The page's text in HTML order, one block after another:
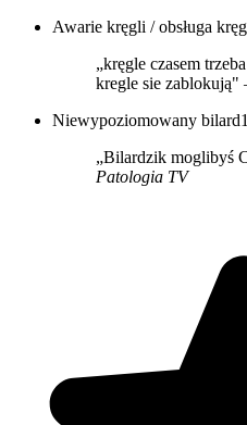
Awarie kręgli / obsługa
„kręgle czasem
kregle sie zablokują"
Niewypoziomowany bilard
„Bilardzik moglibyś
Patologia TV